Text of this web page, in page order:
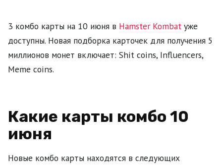
3 комбо карты на 10 июня в Hamster Kombat уже
доступны. Новая подборка карточек для получения 5
миллионов монет включает: Shit coins, Influencers,
Meme coins.
Какие карты комбо 10
июня
Новые комбо карты находятся в следующих